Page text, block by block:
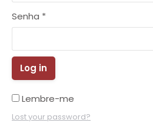
Senha *
Log in
Lembre-me
Lost your password?